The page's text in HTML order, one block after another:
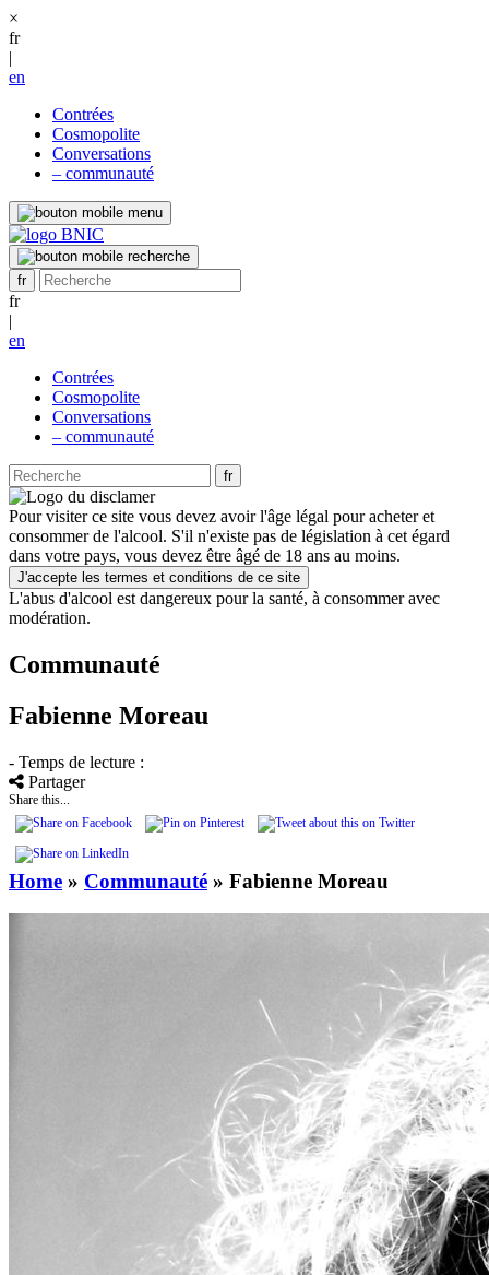
×
fr
|
en
Contrées
Cosmopolite
Conversations
– communauté
fr
|
en
Contrées
Cosmopolite
Conversations
– communauté
Pour visiter ce site vous devez avoir l'âge légal pour acheter et
consommer de l'alcool. S'il n'existe pas de législation à cet égard
dans votre pays, vous devez être âgé de 18 ans au moins.
J'accepte les termes et conditions de ce site
L'abus d'alcool est dangereux pour la santé, à consommer avec
modération.
Communauté
Fabienne Moreau
- Temps de lecture :
Partager
Share this...
Home » Communauté » Fabienne Moreau